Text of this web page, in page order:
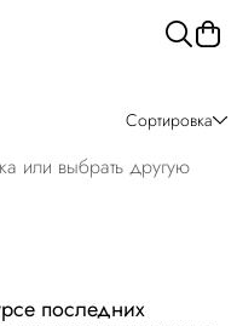
Сортировка
или выбрать другую
последних